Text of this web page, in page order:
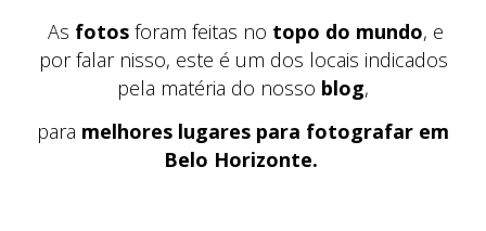
As fotos foram feitas no topo do mundo, e
por falar nisso, este é um dos locais indicados
pela matéria do nosso blog,
para melhores lugares para fotografar em
Belo Horizonte.